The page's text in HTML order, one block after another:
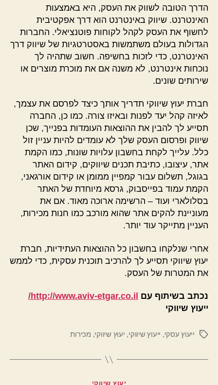
הדרך הטובה לשווק את העסק, היא באמצעות
האינטרנט. שיווק באינטרנט הוא דרך אפקטיבית
לחשוף את העסק לקהל לקוחות פוטנציאלי. החברות
הגדולות בעולם משתמשות באסטרטגיות של שיווק דרך
האינטרנט, כדי לזכות בחשיפה. חשוב שתהיה לך
נוכחות אינטרנט, לא משנה אם את מוכרת מוצרים או
שירותים שונים.
חברת יעוץ שיווקי תדריך אותך כיצד לפרסם את עצמך,
לאיזה קהל יעד לפנות ובאיזו צורה. כמו כן, החברה
תסייע לך להבין את ההוצאות העומדות בפנייך, שכן
שיווק ופרסום העסק שלך לא עומדים להיות עניין זול
כלל. עלייך לקחת בחשבון עלויות שונות, כמו הקמת
אתר, עיצובו, כתיבת תכנים שיווקים, קידום האתר
בגוגל, תשלום עבור קמפיין ממומן או קידום אורגאני,
הקמת עמוד בפייסבוק, גרסא מיוחדת של האתר
בסלולארי ועוד – הרשימה ארוכה מאוד. אם את
מעוניינת להקים אתר שהוא מורכב כמו חנות מכירות,
העניין מתייקר עוד יותר.
אחרי שנלקחו בחשבון כל ההוצאות העתידיות, חברת
יעוץ שיווקי תסייע לך להרכיב תוכנית עסקית, כדי לממש
את המטרות של העסק.
נכתב בשיתוף עם http://www.aviv-etgar.co.il/
ייעוץ שיווקי
תגיותייעוץ עסקי, ייעוץ שיווקי, יעוץ שיווקי, מכירות
קטגוריות
יעוץ שיווקי